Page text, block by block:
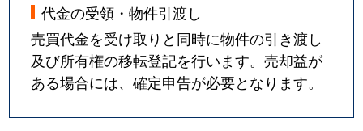
代金の受領・物件引渡し
売買代金を受け取りと同時に物件の引き渡し
及び所有権の移転登記を行います。売却益が
ある場合には、確定申告が必要となります。